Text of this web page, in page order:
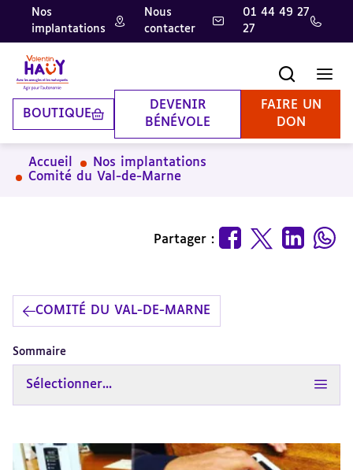
Aller
contenu
principal
Aller
pied
de
page
Aller
la
recherche
Nos
implantations
Nous
contacter
01 44 49 27
27
BOUTIQUE
DEVENIR
BÉNÉVOLE
FAIRE UN
DON
Accueil
Nos implantations
Comité du Val-de-Marne
Partager :
COMITÉ DU VAL-DE-MARNE
Sommaire
Sélectionner...